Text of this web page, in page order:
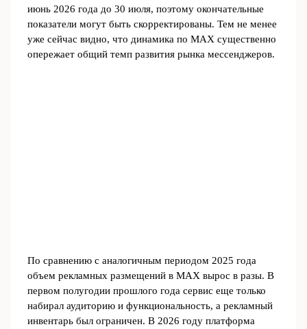
июнь 2026 года до 30 июля, поэтому окончательные
показатели могут быть скорректированы. Тем не менее
уже сейчас видно, что динамика по MAX существенно
опережает общий темп развития рынка мессенджеров.
По сравнению с аналогичным периодом 2025 года
объем рекламных размещений в MAX вырос в разы. В
первом полугодии прошлого года сервис еще только
набирал аудиторию и функциональность, а рекламный
инвентарь был ограничен. В 2026 году платформа